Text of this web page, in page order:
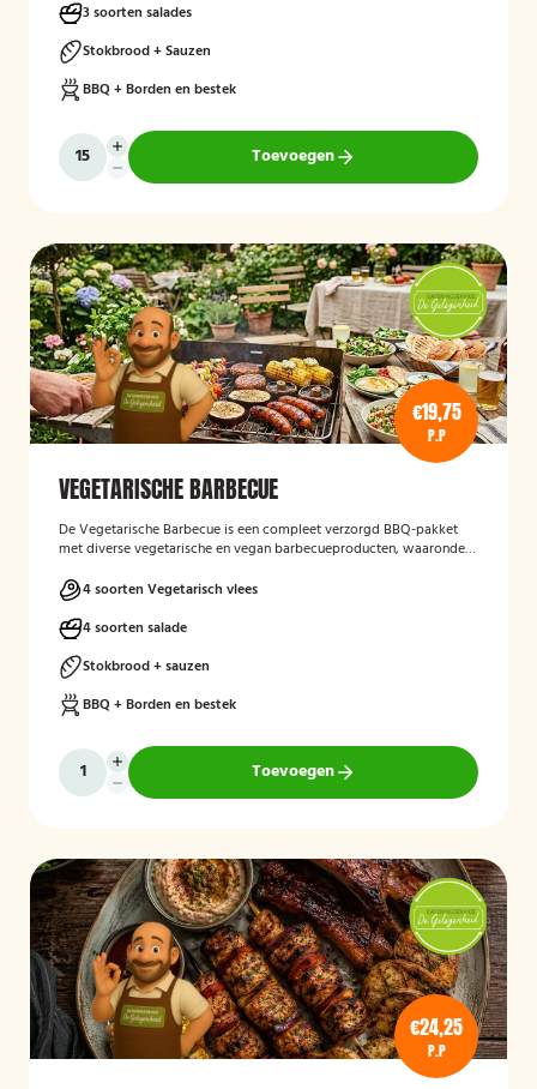
3 soorten salades
Stokbrood + Sauzen
BBQ + Borden en bestek
Toevoegen
€19,75
P.P
VEGETARISCHE BARBECUE
De Vegetarische Barbecue is een compleet verzorgd BBQ-pakket
met diverse vegetarische en vegan barbecueproducten, waaronder
garnalenalternatief en groenteburger. Het arrangement wordt
aangevuld met verschillende salades, sauzen, vers afgebakken
stokbrood en kruidenboter. De barbecue, borden en het bestek zijn
inbegrepen, en de cateringservice verzorgt zowel de bezorging als
het ophalen van de materialen.
4 soorten Vegetarisch vlees
4 soorten salade
Stokbrood + sauzen
BBQ + Borden en bestek
Toevoegen
€24,25
P.P